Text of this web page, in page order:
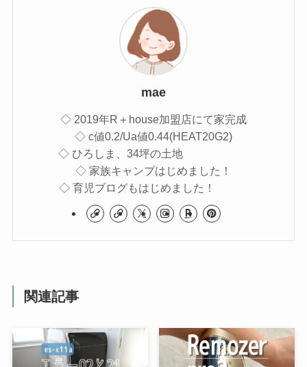
mae
◇ 2019年R＋house加盟店にて家完成
◇ c値0.2/Ua値0.44(HEAT20G2)
◇ ひろしま、34坪の土地
◇ 家族キャンプはじめました！
◇ 育児ブログもはじめました！
関連記事